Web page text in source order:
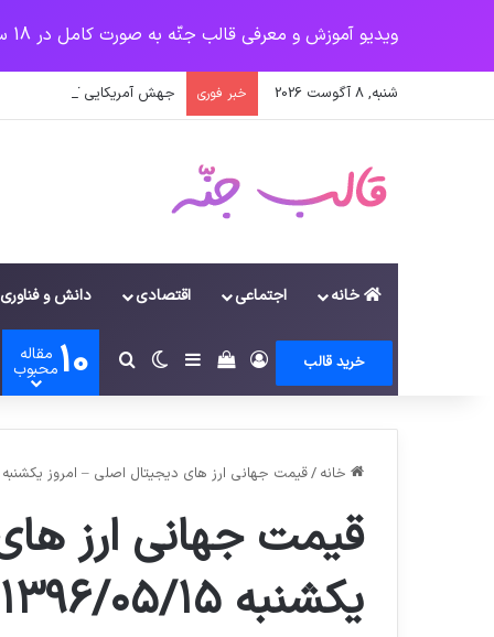
ویدیو آموزش و معرفی قالب جنّه به صورت کامل در 18 سرفصل
شنبه, 8 آگوست 2026 خبر فوری جهش آمریکایی کرونا و
خانه اجتماعی اقتصادی دانش و فناوری
خرید قالب وروددیدن سبد خرید
سایدبارتغییر پوسته
جستجو برای
10 مقاله
محبوب
خانه /قیمت جهانی ارز های دیجیتال اصلی – امروز یکشنبه ۱۳۹۶/۰۵/۱۵ به شرح زیر است:
قیمت جهانی ارز
یکشنبه ۱۳۹۶/۰۵/۱۵ به شرح زیر است: